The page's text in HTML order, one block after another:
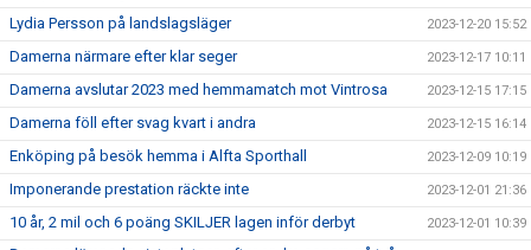
Lydia Persson på landslagsläger 2023-12-20 15:52
Damerna närmare efter klar seger 2023-12-17 10:11
Damerna avslutar 2023 med hemmamatch mot Vintrosa 2023-12-15 17:15
Damerna föll efter svag kvart i andra 2023-12-15 16:14
Enköping på besök hemma i Alfta Sporthall 2023-12-09 10:19
Imponerande prestation räckte inte 2023-12-01 21:36
10 år, 2 mil och 6 poäng SKILJER lagen inför derbyt 2023-12-01 10:39